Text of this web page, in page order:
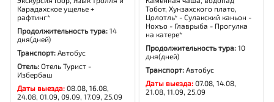
Карадахское ущелье +
рафтинг*
Продолжительность тура:14
дня(дней)
Транспорт:Автобус
Отель:Отель Турист -
Избербаш
Даты выезда:08.08, 16.08,
24.08, 01.09, 09.09, 17.09, 25.09
Тобот, Хунзахского плато,
Цолотль* - Сулакский каньон -
Нохъо - Главрыба - Прогулка
на катере*
Продолжительность тура:10
дня(дней)
Транспорт:Автобус
Даты выезда:07.08, 14.08,
21.08, 11.09, 25.09